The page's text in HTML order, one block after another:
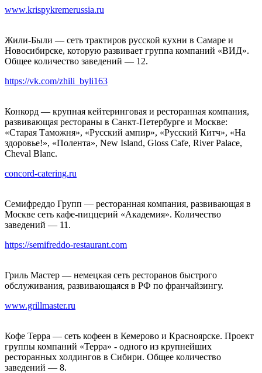
www.krispykremerussia.ru
Жили-Были — сеть трактиров русской кухни в Самаре и
Новосибирске, которую развивает группа компаний «ВИД».
Общее количество заведений — 12.
https://vk.com/zhili_byli163
Конкорд — крупная кейтеринговая и ресторанная компания,
развивающая рестораны в Санкт-Петербурге и Москве:
«Старая Таможня», «Русский ампир», «Русский Китч», «На
здоровье!», «Полента», New Island, Gloss Cafe, River Palace,
Cheval Blanc.
concord-catering.ru
Семифреддо Групп — ресторанная компания, развивающая в
Москве сеть кафе-пиццерий «Академия». Количество
заведений — 11.
https://semifreddo-restaurant.com
Гриль Мастер — немецкая сеть ресторанов быстрого
обслуживания, развивающаяся в РФ по франчайзингу.
www.grillmaster.ru
Кофе Терра — сеть кофеен в Кемерово и Красноярске. Проект
группы компаний «Терра» - одного из крупнейших
ресторанных холдингов в Сибири. Общее количество
заведений — 8.